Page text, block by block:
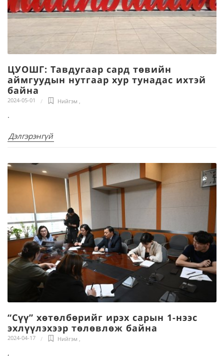
ЦУОШГ: Тавдугаар сард төвийн
аймгуудын нутгаар хур тунадас ихтэй
байна
2024-05-01 Нийгэм ,
.
Дэлгэрэнгүй
“Сүү” хөтөлбөрийг ирэх сарын 1-нээс
эхлүүлэхээр төлөвлөж байна
2024-04-17 Нийгэм ,
,